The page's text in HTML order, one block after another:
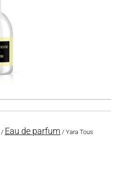
/ Eau de parfum / Yara Tous